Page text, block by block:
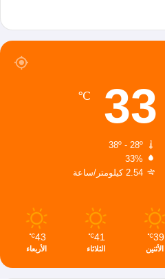
33
℃
38º - 28º
33%
2.54 كيلومتر/ساعة
39
℃
الأثنين
41
℃
الثلاثاء
43
℃
الأربعاء